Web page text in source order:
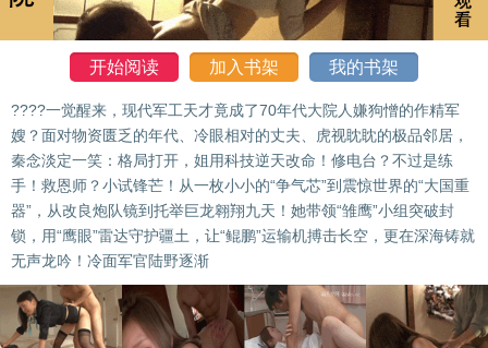
开始阅读 加入书架 我的书架
????一觉醒来，现代军工天才竟成了70年代大院人嫌狗憎的作精军
嫂？面对物资匮乏的年代、冷眼相对的丈夫、虎视眈眈的极品邻居，
秦念淡定一笑：格局打开，姐用科技逆天改命！修电台？不过是练
手！救恩师？小试锋芒！从一枚小小的“争气芯”到震惊世界的“大国重
器”，从改良炮队镜到托举巨龙翱翔九天！她带领“雏鹰”小组突破封
锁，用“鹰眼”雷达守护疆土，让“鲲鹏”运输机搏击长空，更在深海铸就
无声龙吟！冷面军官陆野逐渐